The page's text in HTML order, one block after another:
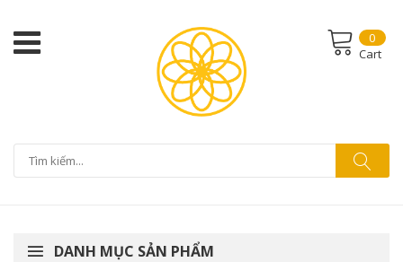
0
Cart
DANH MỤC SẢN PHẨM